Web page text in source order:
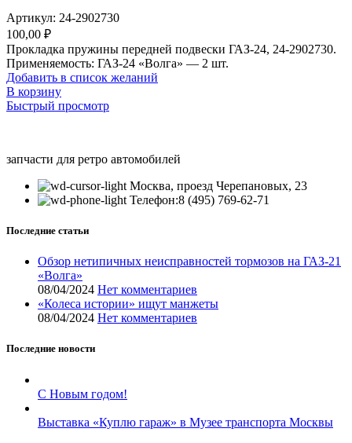
Артикул: 24-2902730
100,00 ₽
Прокладка пружины передней подвески ГАЗ-24, 24-2902730.
Применяемость: ГАЗ-24 «Волга» — 2 шт.
Добавить в список желаний
В корзину
Быстрый просмотр
запчасти для ретро автомобилей
Москва, проезд Черепановых, 23
Телефон:8 (495) 769-62-71
Последние статьи
Обзор нетипичных неисправностей тормозов на ГАЗ-21
«Волга»
08/04/2024 Нет комментариев
«Колеса истории» ищут манжеты
08/04/2024 Нет комментариев
Последние новости
С Новым годом!
Выставка «Куплю гараж» в Музее транспорта Москвы